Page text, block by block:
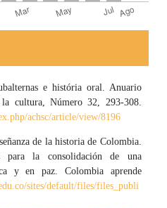
e história oral. Anuario
cultura, Número 32, 293-308.
achsc/article/view/8196
de la historia de Colombia.
para la consolidación de una
y en paz. Colombia aprende
sites/default/files/files_publi